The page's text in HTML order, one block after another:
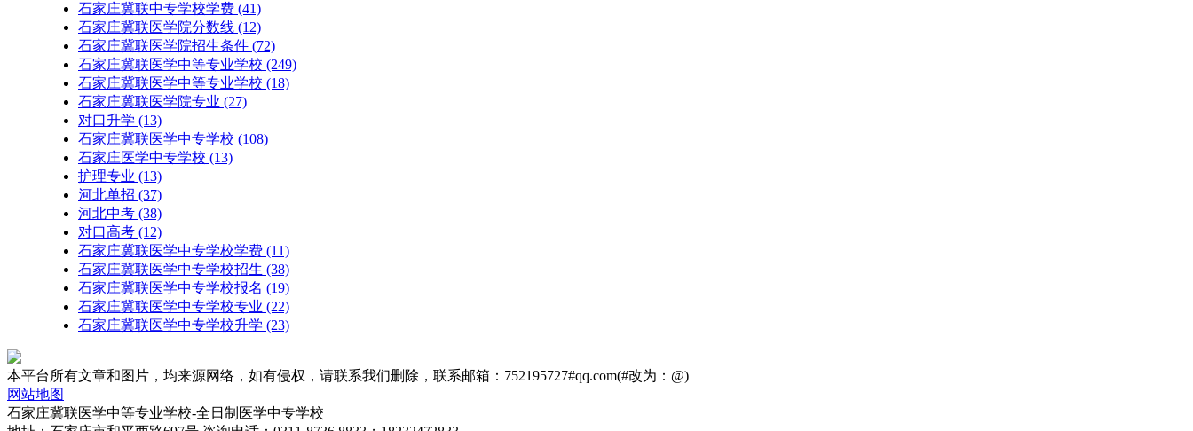
石家庄冀联中专学校学费 (41)
石家庄冀联医学院分数线 (12)
石家庄冀联医学院招生条件 (72)
石家庄冀联医学中等专业学校 (249)
石家庄冀联医学中等专业学校​ (18)
石家庄冀联医学院专业 (27)
对口升学 (13)
石家庄冀联医学中专学校 (108)
石家庄医学中专学校 (13)
护理专业 (13)
河北单招 (37)
河北中考 (38)
对口高考 (12)
石家庄冀联医学中专学校学费 (11)
石家庄冀联医学中专学校招生 (38)
石家庄冀联医学中专学校报名 (19)
石家庄冀联医学中专学校专业 (22)
石家庄冀联医学中专学校升学 (23)
本平台所有文章和图片，均来源网络，如有侵权，请联系我们删除，联系邮箱：752195727#qq.com(#改为：@)
网站地图
石家庄冀联医学中等专业学校-全日制医学中专学校